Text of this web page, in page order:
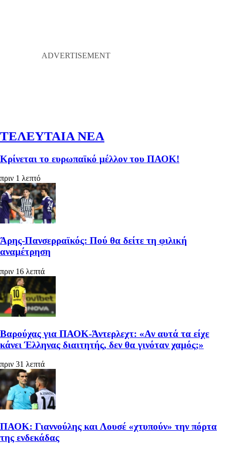
ΤΕΛΕΥΤΑΙΑ ΝΕΑ
Κρίνεται το ευρωπαϊκό μέλλον του ΠΑΟΚ!
πριν 1 λεπτό
Άρης-Πανσερραϊκός: Πού θα δείτε τη φιλική
αναμέτρηση
πριν 16 λεπτά
Βαρούχας για ΠΑΟΚ-Άντερλεχτ: «Αν αυτά τα είχε
κάνει Έλληνας διαιτητής, δεν θα γινόταν χαμός;»
πριν 31 λεπτά
ΠΑΟΚ: Γιαννούλης και Λουσέ «χτυπούν» την πόρτα
της ενδεκάδας